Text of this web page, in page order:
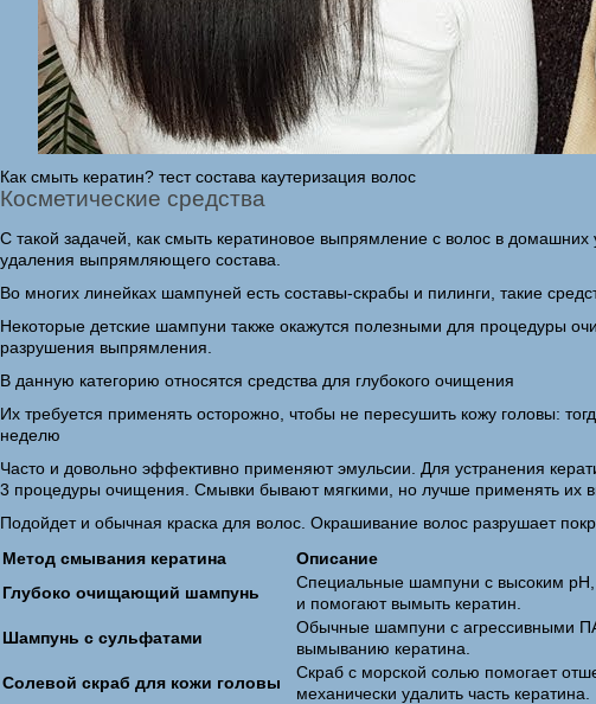
Как смыть кератин? тест состава каутеризация волос
Косметические средства
С такой задачей, как смыть кератиновое выпрямление с волос в
удаления выпрямляющего состава.
Во многих линейках шампуней есть составы-скрабы и пилинги, такие
Некоторые детские шампуни также окажутся полезными для процедуры
разрушения выпрямления.
В данную категорию относятся средства для глубокого очищения
Их требуется применять осторожно, чтобы не пересушить кожу головы:
неделю
Часто и довольно эффективно применяют эмульсии. Для устранения
3 процедуры очищения. Смывки бывают мягкими, но лучше применять их
Подойдет и обычная краска для волос. Окрашивание волос разрушает
Метод смывания кератина
Описание
Глубоко очищающий шампунь
Специальные шампуни с высоким pH,
и помогают вымыть кератин.
Шампунь с сульфатами
Обычные шампуни с агрессивными
вымыванию кератина.
Солевой скраб для кожи головы
Скраб с морской солью помогает
механически удалить часть кератина.